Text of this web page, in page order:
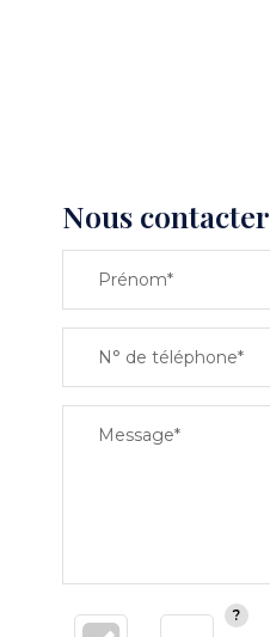
Nous contacter
Prénom*
N° de téléphone*
Message*